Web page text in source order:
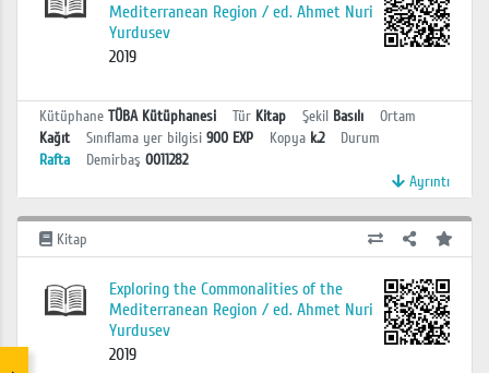
Mediterranean Region / ed. Ahmet Nuri
Yurdusev
2019
Kütüphane TÜBA Kütüphanesi Tür Kitap Şekil Basılı
Ortam
Kağıt
Sınıflama yer bilgisi 900 EXP Kopya k.2
Durum
Rafta
Demirbaş 0011282
Ayrıntı
Kitap
Exploring the Commonalities of the
Mediterranean Region / ed. Ahmet Nuri
Yurdusev
2019